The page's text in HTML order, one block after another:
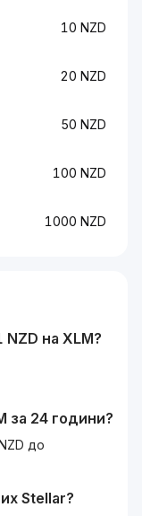
10 NZD
20 NZD
50 NZD
100 NZD
1000 NZD
NZD на XLM?
за 24 години?
до
Stellar?